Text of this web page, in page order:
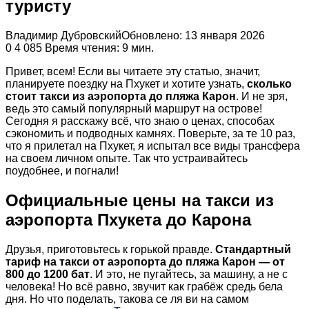
туристу
Владимир ДубровскийОбновлено: 13 января 2026
0 4 085 Время чтения: 9 мин.
Привет, всем! Если вы читаете эту статью, значит,
планируете поездку на Пхукет и хотите узнать, сколько
стоит такси из аэропорта до пляжа Карон. И не зря,
ведь это самый популярный маршрут на острове!
Сегодня я расскажу всё, что знаю о ценах, способах
сэкономить и подводных камнях. Поверьте, за те 10 раз,
что я прилетал на Пхукет, я испытал все виды трансфера
на своем личном опыте. Так что устраивайтесь
поудобнее, и погнали!
Официальные цены на такси из
аэропорта Пхукета до Карона
Друзья, приготовьтесь к горькой правде. Стандартный
тариф на такси от аэропорта до пляжа Карон — от
800 до 1200 бат. И это, не пугайтесь, за машину, а не с
человека! Но всё равно, звучит как грабёж средь бела
дня. Но что поделать, такова се ля ви на самом